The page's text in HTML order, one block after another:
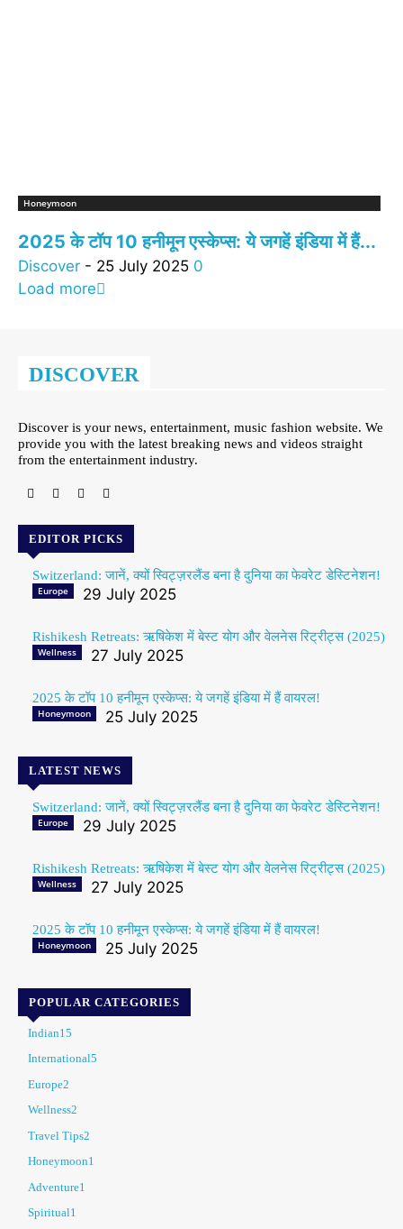
Honeymoon
2025 के टॉप 10 हनीमून एस्केप्स: ये जगहें इंडिया में हैं...
Discover - 25 July 2025 0
Load more
DISCOVER
Discover is your news, entertainment, music fashion website. We
provide you with the latest breaking news and videos straight
from the entertainment industry.
EDITOR PICKS
Switzerland: जानें, क्यों स्विट्ज़रलैंड बना है दुनिया का फेवरेट डेस्टिनेशन!
Europe 29 July 2025
Rishikesh Retreats: ऋषिकेश में बेस्ट योग और वेलनेस रिट्रीट्स (2025)
Wellness 27 July 2025
2025 के टॉप 10 हनीमून एस्केप्स: ये जगहें इंडिया में हैं वायरल!
Honeymoon 25 July 2025
LATEST NEWS
Switzerland: जानें, क्यों स्विट्ज़रलैंड बना है दुनिया का फेवरेट डेस्टिनेशन!
Europe 29 July 2025
Rishikesh Retreats: ऋषिकेश में बेस्ट योग और वेलनेस रिट्रीट्स (2025)
Wellness 27 July 2025
2025 के टॉप 10 हनीमून एस्केप्स: ये जगहें इंडिया में हैं वायरल!
Honeymoon 25 July 2025
POPULAR CATEGORIES
Indian15
International5
Europe2
Wellness2
Travel Tips2
Honeymoon1
Adventure1
Spiritual1